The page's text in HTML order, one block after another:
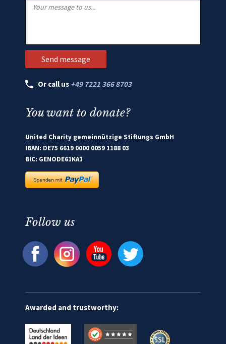
Or call us +49 7221 366 8703
You want to donate?
United Charity gemeinnützige Stiftungs GmbH
IBAN: DE75 6619 0000 0059 1188 03
BIC: GENODE61KA1
Follow us
Awarded and trustworthy: